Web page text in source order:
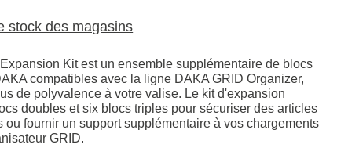
stock des magasins
Kit est un ensemble supplémentaire de blocs
compatibles avec la ligne DAKA GRID Organizer,
de polyvalence à votre valise. Le kit d'expansion
doubles et six blocs triples pour sécuriser des articles
ou fournir un support supplémentaire à vos chargements
GRID.